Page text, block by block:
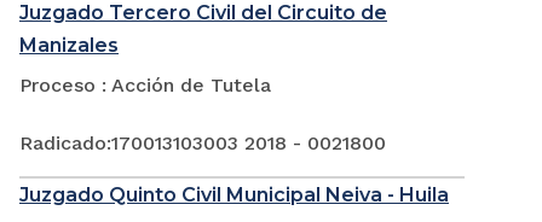
Juzgado Tercero Civil del Circuito de
Manizales
Proceso : Acción de Tutela
Radicado:170013103003 2018 - 0021800
Juzgado Quinto Civil Municipal Neiva - Huila